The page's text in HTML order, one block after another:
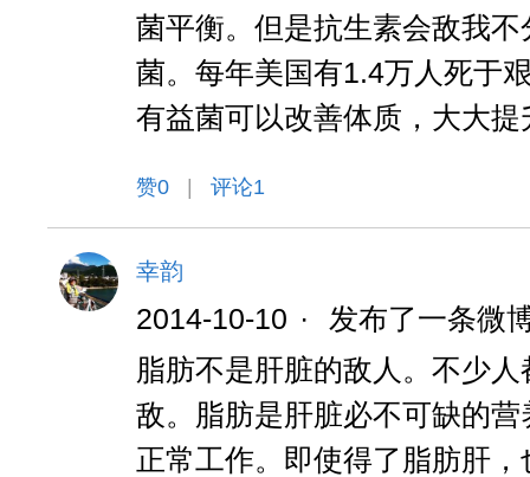
菌平衡。但是抗生素会敌我
菌。每年美国有1.4万人死于
有益菌可以改善体质，大大
赞0 评论1
幸韵
2014-10-10 ·
发布了一条微
脂肪不是肝脏的敌人。不少
敌。脂肪是肝脏必不可缺的
正常工作。即使得了脂肪肝